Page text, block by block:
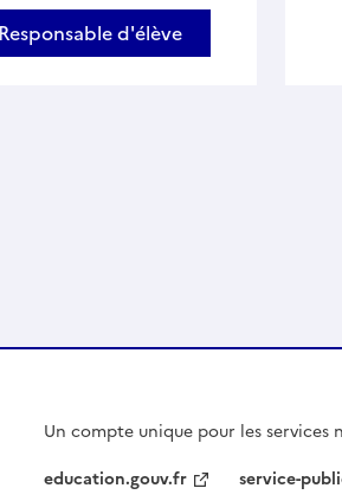
Responsable d'élève
Un compte unique pour les services
education.gouv.fr
service-